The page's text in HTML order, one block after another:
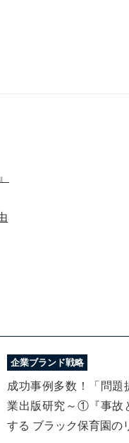
企業ブランド戦略
成功事例多数！「問題
業出版研究～①『事故
する ブラック保育園の